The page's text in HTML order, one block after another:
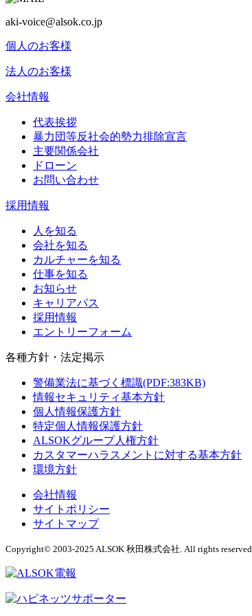
aki-voice@alsok.co.jp
個人のお客様
法人のお客様
会社情報
代表挨拶
暴力団等反社会的勢力排除宣言
主要関係会社
ドローン
お問い合わせ
採用情報
人を知る
会社を知る
カルチャーを知る
仕事を知る
お知らせ
キャリアパス
採用情報
エントリーフォーム
各種方針・法定掲示
警備業法に基づく標識(PDF:383KB)
情報セキュリティ基本方針
個人情報保護方針
特定個人情報保護方針
ALSOKグループ人権方針
カスタマーハラスメントに対する基本方針
環境方針
会社情報
サイトポリシー
サイトマップ
Copyright© 2003-2025 ALSOK 秋田株式会社. All rights reserved.